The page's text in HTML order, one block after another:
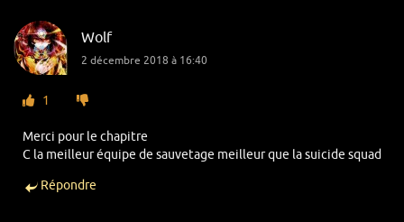
Wolf
2 décembre 2018 à 16:40
1
Merci pour le chapitre
C la meilleur équipe de sauvetage meilleur que la suicide squad
Répondre